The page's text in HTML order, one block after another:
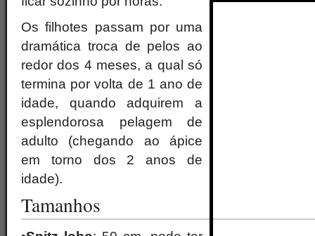
Os filhotes passam por uma
dramática troca de pelos ao
redor dos 4 meses, a qual só
termina por volta de 1 ano de
idade, quando adquirem a
esplendorosa pelagem de
adulto (chegando ao ápice
em torno dos 2 anos de
idade).
Tamanhos